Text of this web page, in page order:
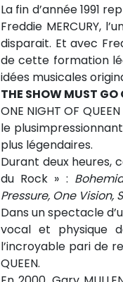
La fin d’année 1991
Freddie MERCURY,
disparait. Et avec
de cette formation
idées musicales
THE SHOW MUST GO
ONE NIGHT OF
le
plus légendaires.
Durant deux heures,
du Rock » :
Pressure, One
Dans un spectacle
vocal et physique
l’incroyable pari de
QUEEN.